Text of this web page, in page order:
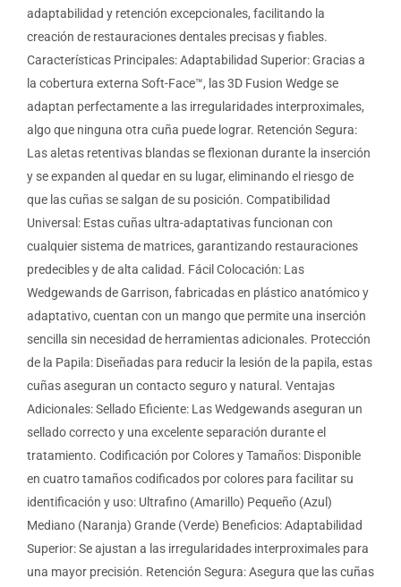
adaptabilidad y retención excepcionales, facilitando la
creación de restauraciones dentales precisas y fiables.
Características Principales: Adaptabilidad Superior: Gracias a
la cobertura externa Soft-Face™, las 3D Fusion Wedge se
adaptan perfectamente a las irregularidades interproximales,
algo que ninguna otra cuña puede lograr. Retención Segura:
Las aletas retentivas blandas se flexionan durante la inserción
y se expanden al quedar en su lugar, eliminando el riesgo de
que las cuñas se salgan de su posición. Compatibilidad
Universal: Estas cuñas ultra-adaptativas funcionan con
cualquier sistema de matrices, garantizando restauraciones
predecibles y de alta calidad. Fácil Colocación: Las
Wedgewands de Garrison, fabricadas en plástico anatómico y
adaptativo, cuentan con un mango que permite una inserción
sencilla sin necesidad de herramientas adicionales. Protección
de la Papila: Diseñadas para reducir la lesión de la papila, estas
cuñas aseguran un contacto seguro y natural. Ventajas
Adicionales: Sellado Eficiente: Las Wedgewands aseguran un
sellado correcto y una excelente separación durante el
tratamiento. Codificación por Colores y Tamaños: Disponible
en cuatro tamaños codificados por colores para facilitar su
identificación y uso: Ultrafino (Amarillo) Pequeño (Azul)
Mediano (Naranja) Grande (Verde) Beneficios: Adaptabilidad
Superior: Se ajustan a las irregularidades interproximales para
una mayor precisión. Retención Segura: Asegura que las cuñas